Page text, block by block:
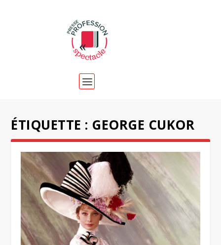
ÉTIQUETTE : GEORGE CUKOR